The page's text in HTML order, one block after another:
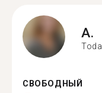
A.
Toda
СВОБОДНЫЙ